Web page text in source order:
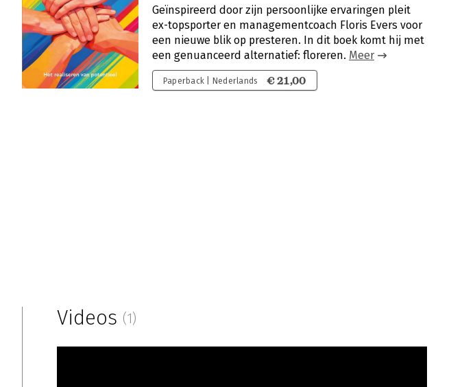
Geïnspireerd door zijn persoonlijke ervaringen pleit
ex-topsporter en managementcoach Floris Evers voor
een nieuwe blik op presteren. In dit boek komt hij met
een genuanceerd alternatief: floreren. Meer
Paperback | Nederlands € 21,00
Videos (1)